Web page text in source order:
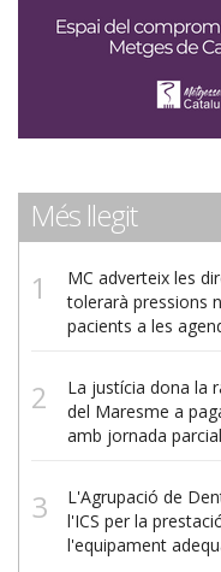
Més llegit
MC adverteix les
tolerarà pressions
pacients a les
La justícia dona la
del Maresme a
amb jornada parcial
L'Agrupació de
l'ICS per la
l'equipament